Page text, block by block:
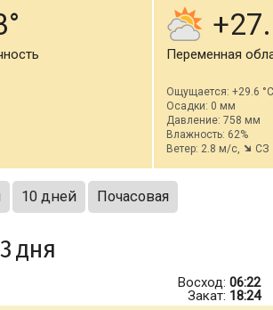
Переменная
Ощущается: +29.6 °C
Осадки: 0 мм
Давление: 758 мм
Влажность: 62%
Ветер: 2.8 м/с,
СЗ
10 дней Почасовая
дня
Восход: 06:22
Закат: 18:24